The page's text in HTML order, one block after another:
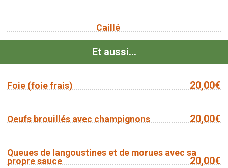
Caillé
Et aussi...
Foie (foie frais) 20,00€
Oeufs brouillés avec champignons 20,00€
Queues de langoustines et de morues avec sa
propre sauce
20,00€